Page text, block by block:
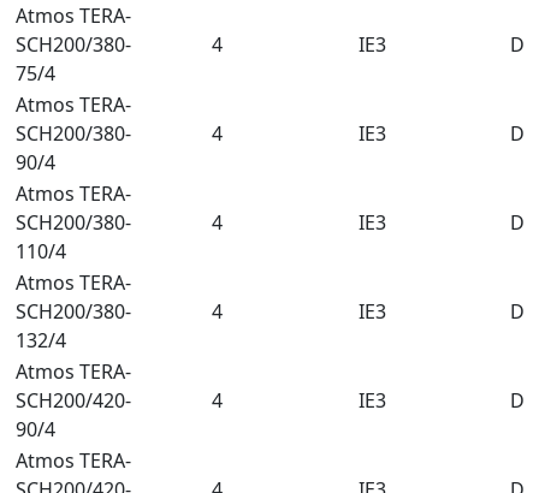
Atmos TERA-
SCH200/380-
75/4
4 IE3
Atmos TERA-
SCH200/380-
90/4
4 IE3
Atmos TERA-
SCH200/380-
110/4
4 IE3
Atmos TERA-
SCH200/380-
132/4
4 IE3
Atmos TERA-
SCH200/420-
90/4
4 IE3
Atmos TERA-